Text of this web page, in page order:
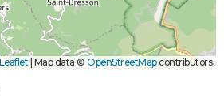
Leaflet Map data © OpenStreetMapcontributors